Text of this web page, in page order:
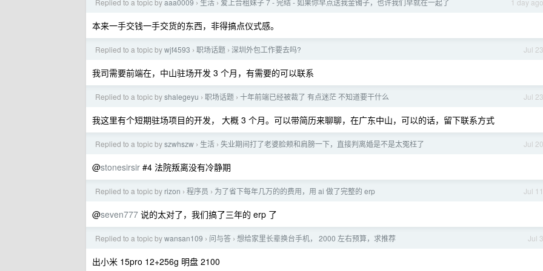
1 day ago
Replied to a topic byaaa0009 › 生活 › 爱上合租妹子 7 - 完结 - 如果你早点送我金镯子，也许我们早就在一起了
本来一手交钱一手交货的东西，非得搞点仪式感。
Jul 23
Replied to a topic bywjf4593 › 职场话题 › 深圳外包工作要去吗?
我司需要前端在，中山驻场开发 3 个月，有需要的可以联系
Jul 23
Replied to a topic byshalegeyu › 职场话题 › 十年前端已经被裁了 有点迷茫 不知道要干什么
我这里有个短期驻场项目的开发， 大概 3 个月。可以带简历来聊聊，在广东中山，可以的话，留下联系方式
Jul 20
Replied to a topic byszwhszw › 生活 › 失业期间打了老婆脸颊和肩膀一下，直接判离婚是不是太冤枉了
@stonesirsir #4 法院叛离没有冷静期
Jul 11
Replied to a topic by rizon › 程序员 › 为了省下每年几万的的费用，用 ai 做了完整的 erp
@seven777 说的太对了，我们搞了三年的 erp 了
Jul 3
Replied to a topic bywansan109 › 问与答 › 想给家里长辈换台手机， 2000 左右预算，求推荐
出小米 15pro 12+256g 明盘 2100